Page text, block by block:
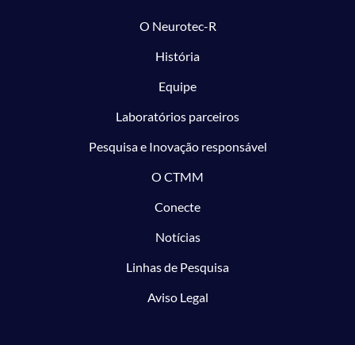
O Neurotec-R
História
Equipe
Laboratórios parceiros
Pesquisa e Inovação responsável
O CTMM
Conecte
Notícias
Linhas de Pesquisa
Aviso Legal